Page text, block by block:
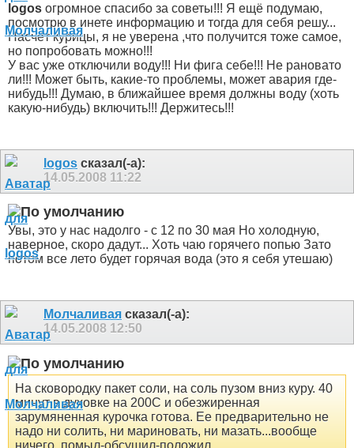
logos огромное спасибо за советы!!! Я ещё подумаю,
посмотрю в инете информацию и тогда для себя решу...
Насчёт курицы, я не уверена ,что получится тоже самое,
но попробовать можно!!!
У вас уже отключили воду!!! Ни фига себе!!! Не рановато
ли!!! Может быть, какие-то проблемы, может авария где-
нибудь!!! Думаю, в ближайшее время должны воду (хоть
какую-нибудь) включить!!! Держитесь!!!
logos сказал(-а):
14.05.2008 11:22
Увы, это у нас надолго - с 12 по 30 мая Но холодную,
наверное, скоро дадут... Хоть чаю горячего попью Зато
потом все лето будет горячая вода (это я себя утешаю)
Молчаливая сказал(-а):
14.05.2008 12:50
На сковородку пакет соли, на соль пузом вниз куру. 40
минут в духовке на 200С и обезжиренная
зарумяненная курочка готова. Ее предварительно не
надо ни солить, ни мариновать, ни мазать...вообще